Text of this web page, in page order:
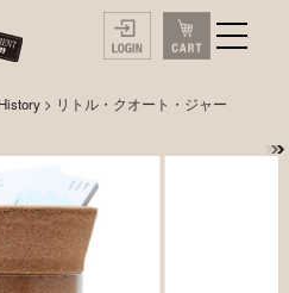
> リトル・クオート・ジャー